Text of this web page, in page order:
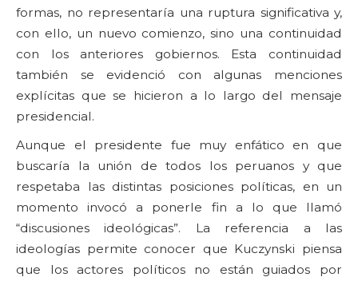
formas, no representaría una ruptura significativa y,
con ello, un nuevo comienzo, sino una continuidad
con los anteriores gobiernos. Esta continuidad
también se evidenció con algunas menciones
explícitas que se hicieron a lo largo del mensaje
presidencial.
Aunque el presidente fue muy enfático en que
buscaría la unión de todos los peruanos y que
respetaba las distintas posiciones políticas, en un
momento invocó a ponerle fin a lo que llamó
“discusiones ideológicas”. La referencia a las
ideologías permite conocer que Kuczynski piensa
que los actores políticos no están guiados por